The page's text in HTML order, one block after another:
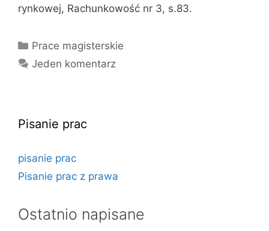
rynkowej, Rachunkowość nr 3, s.83.
Kategorie
Prace magisterskie
Jeden komentarz
Pisanie prac
pisanie prac
Pisanie prac z prawa
Ostatnio napisane